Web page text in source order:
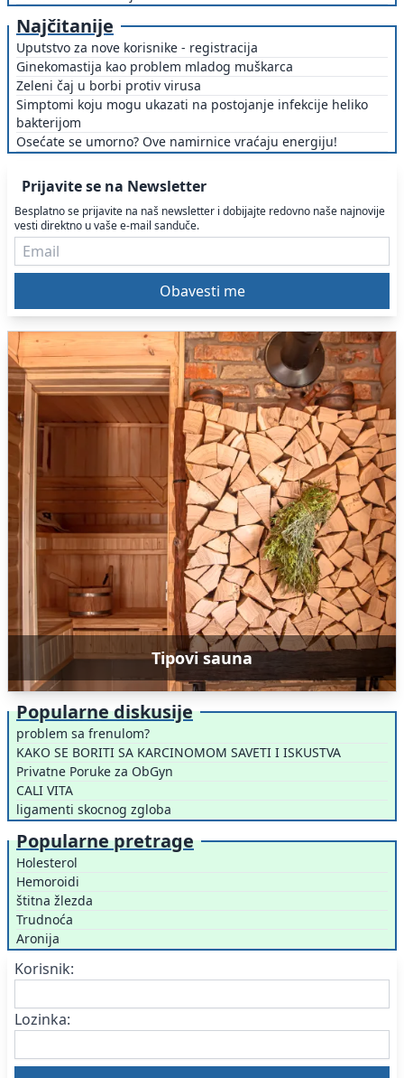
Najčitanije
Uputstvo za nove korisnike - registracija
Ginekomastija kao problem mladog muškarca
Zeleni čaj u borbi protiv virusa
Simptomi koju mogu ukazati na postojanje infekcije heliko
bakterijom
Osećate se umorno? Ove namirnice vraćaju energiju!
Prijavite se na Newsletter
Besplatno se prijavite na naš newsletter i dobijajte redovno naše najnovije
vesti direktno u vaše e-mail sanduče.
Tipovi sauna
Popularne diskusije
problem sa frenulom?
KAKO SE BORITI SA KARCINOMOM SAVETI I ISKUSTVA
Privatne Poruke za ObGyn
CALI VITA
ligamenti skocnog zgloba
Popularne pretrage
Holesterol
Hemoroidi
štitna žlezda
Trudnoća
Aronija
Korisnik:
Lozinka: